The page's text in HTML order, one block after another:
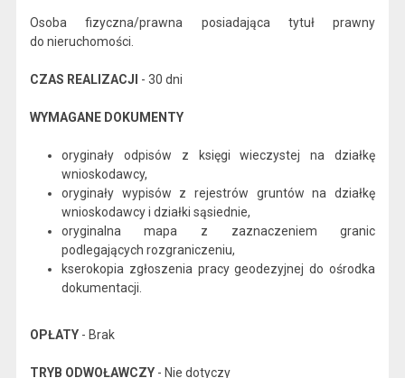
Osoba fizyczna/prawna posiadająca tytuł prawny
do nieruchomości.
CZAS REALIZACJI - 30 dni
WYMAGANE DOKUMENTY
oryginały odpisów z księgi wieczystej na działkę
wnioskodawcy,
oryginały wypisów z rejestrów gruntów na działkę
wnioskodawcy i działki sąsiednie,
oryginalna mapa z zaznaczeniem granic
podlegających rozgraniczeniu,
kserokopia zgłoszenia pracy geodezyjnej do ośrodka
dokumentacji.
OPŁATY- Brak
TRYB ODWOŁAWCZY- Nie dotyczy